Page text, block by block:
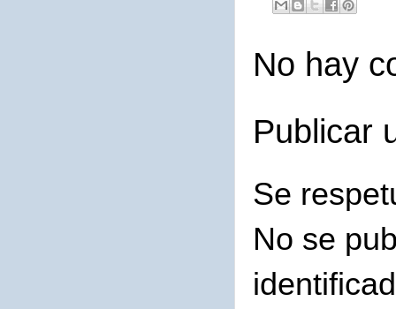
No hay
Publicar
Se
No se